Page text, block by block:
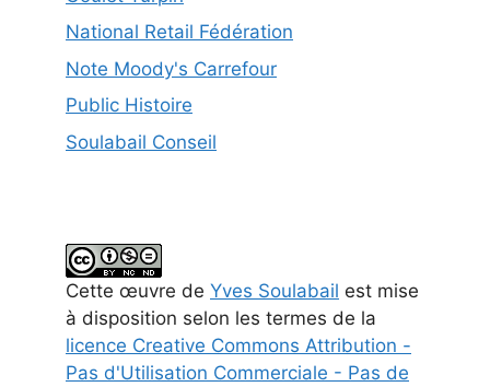
National Retail Fédération
Note Moody's Carrefour
Public Histoire
Soulabail Conseil
Cette œuvre de Yves Soulabail est mise
à disposition selon les termes de la
licence Creative Commons Attribution -
Pas d'Utilisation Commerciale - Pas de